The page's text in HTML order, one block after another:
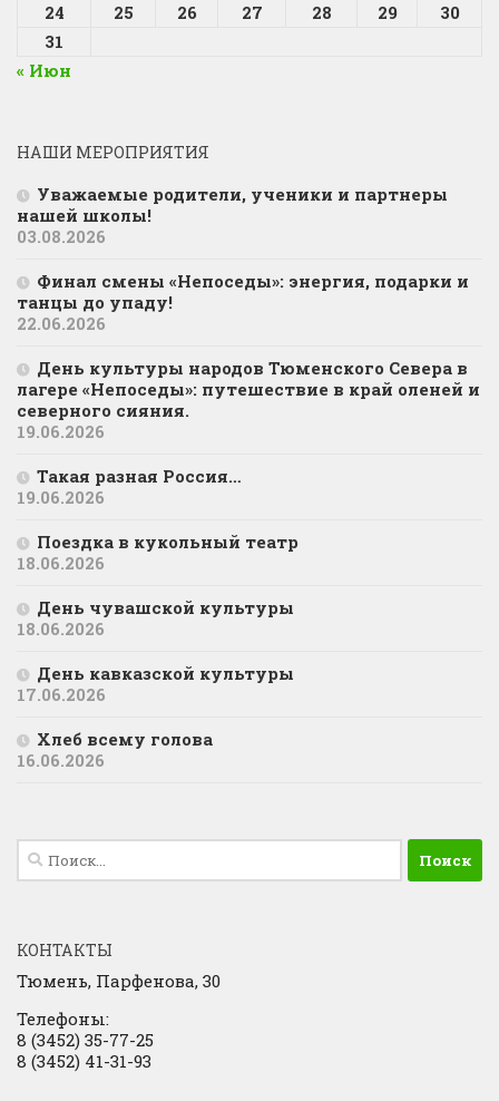
24
25 26 27 28 29
30
31
« Июн
НАШИ МЕРОПРИЯТИЯ
Уважаемые родители, ученики и партнеры
нашей школы!
03.08.2026
Финал смены «Непоседы»: энергия, подарки и
танцы до упаду!
22.06.2026
День культуры народов Тюменского Севера в
лагере «Непоседы»: путешествие в край оленей и
северного сияния.
19.06.2026
Такая разная Россия…
19.06.2026
Поездка в кукольный театр
18.06.2026
День чувашской культуры
18.06.2026
День кавказской культуры
17.06.2026
Хлеб всему голова
16.06.2026
Найти:
КОНТАКТЫ
Тюмень, Парфенова, 30
Телефоны:
8 (3452) 35-77-25
8 (3452) 41-31-93